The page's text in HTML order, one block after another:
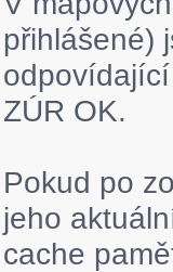
přihlášené)
ZÚR OK.
Pokud po
jeho
cache